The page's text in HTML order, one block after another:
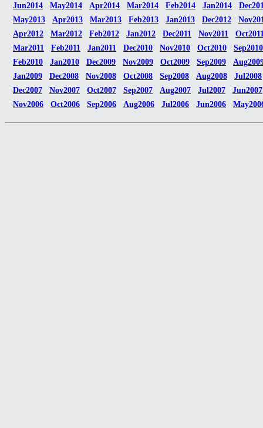
Jun2014
May2014 Apr2014 Mar2014 Feb2014 Jan2014
May2013
Apr2013 Mar2013 Feb2013 Jan2013 Dec2012
Apr2012
Mar2012 Feb2012 Jan2012 Dec2011 Nov2011
Mar2011
Feb2011 Jan2011 Dec2010 Nov2010 Oct2010
Sep2010
Feb2010
Jan2010 Dec2009 Nov2009 Oct2009 Sep2009
Jan2009
Dec2008 Nov2008 Oct2008 Sep2008 Aug2008
Jul2008
Dec2007
Nov2007 Oct2007 Sep2007 Aug2007 Jul2007
Jun2007
Nov2006
Oct2006 Sep2006 Aug2006 Jul2006 Jun2006